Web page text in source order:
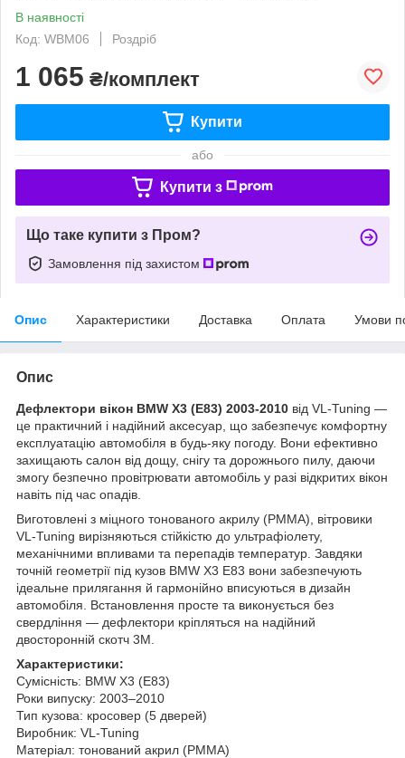
В наявності
Код: WBM06
Роздріб
1 065 ₴/комплект
Купити
або
Купити з
Що таке купити з Пром?
Замовлення під захистом
Опис Характеристики Доставка Оплата Умови
Опис
Дефлектори вікон BMW X3 (E83) 2003-2010 від VL-Tuning —
це практичний і надійний аксесуар, що забезпечує комфортну
експлуатацію автомобіля в будь-яку погоду. Вони ефективно
захищають салон від дощу, снігу та дорожнього пилу, даючи
змогу безпечно провітрювати автомобіль у разі відкритих вікон
навіть під час опадів.
Виготовлені з міцного тонованого акрилу (PMMA), вітровики
VL-Tuning вирізняються стійкістю до ультрафіолету,
механічними впливами та перепадів температур. Завдяки
точній геометрії під кузов BMW X3 E83 вони забезпечують
ідеальне прилягання й гармонійно вписуються в дизайн
автомобіля. Встановлення просте та виконується без
свердління — дефлектори кріпляться на надійний
двосторонній скотч 3M.
Характеристики:
Сумісність: BMW X3 (E83)
Роки випуску: 2003–2010
Тип кузова: кросовер (5 дверей)
Виробник: VL-Tuning
Матеріал: тонований акрил (PMMA)